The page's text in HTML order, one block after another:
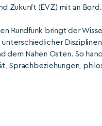
Zukunft (EVZ) mit an Bord.
Rundfunk bringt der
dem Nahen Osten. So
Sprachbeziehungen,